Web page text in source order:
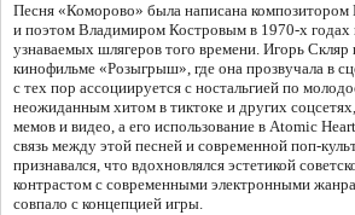
Песня «Коморово» была написана
и поэтом Владимиром Костровым в 1970-х годах
узнаваемых шлягеров того времени. Игорь Скляр
кинофильме «Розыгрыш», где она прозвучала в
с тех пор ассоциируется с ностальгией по
неожиданным хитом в тиктоке и других
мемов и видео, а его использование в Atomic
связь между этой песней и современной поп-
признавался, что вдохновлялся эстетикой
контрастом с современными электронными
совпало с концепцией игры.